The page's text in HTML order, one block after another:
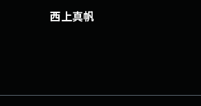
西上真帆